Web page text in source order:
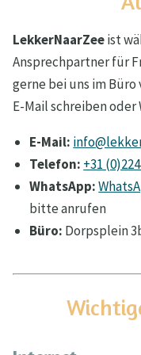
LekkerNaarZeeist
Ansprechpartner für
gerne bei uns im
E-Mail schreiben oder
E-Mail:
Telefon: +31
WhatsApp:
bitte anrufen
Büro: Dorpsplein